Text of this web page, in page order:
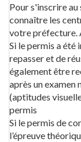
Pour s'inscrire
connaître les
votre préfecture.
Si le permis a été
repasser et de
également être
après un examen
(aptitudes
permis
Si le permis de
l’épreuve